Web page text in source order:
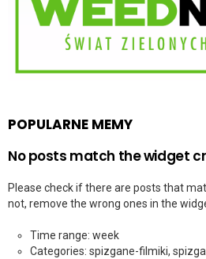
POPULARNE MEMY
No posts match the widget
Please check if there are posts that
not, remove the wrong ones in the
Time range: week
Categories: spizgane-filmiki,